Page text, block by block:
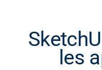
les